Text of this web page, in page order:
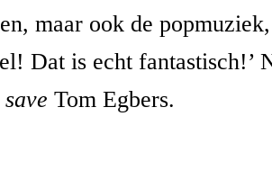
maar ook de
Dat is echt fantastisch!’
Tom Egbers.